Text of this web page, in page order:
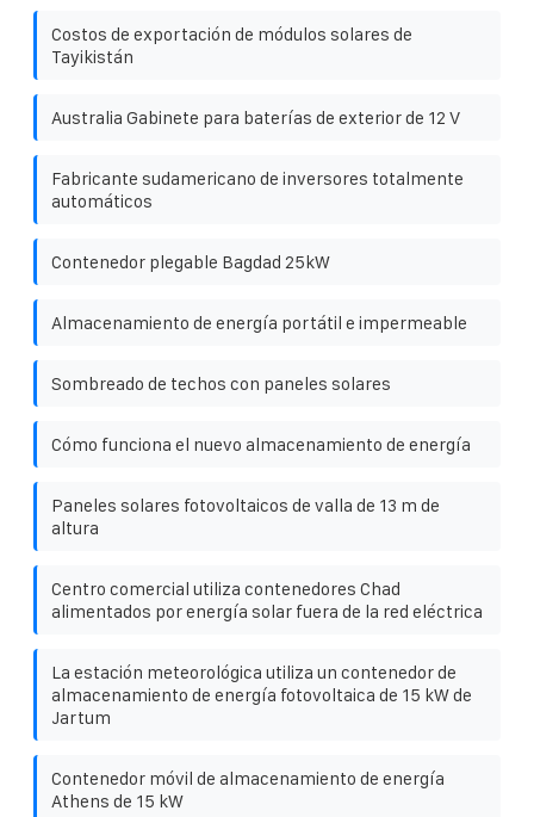
Costos de exportación de módulos solares de
Tayikistán
Australia Gabinete para baterías de exterior de 12 V
Fabricante sudamericano de inversores totalmente
automáticos
Contenedor plegable Bagdad 25kW
Almacenamiento de energía portátil e impermeable
Sombreado de techos con paneles solares
Cómo funciona el nuevo almacenamiento de energía
Paneles solares fotovoltaicos de valla de 13 m de
altura
Centro comercial utiliza contenedores Chad
alimentados por energía solar fuera de la red eléctrica
La estación meteorológica utiliza un contenedor de
almacenamiento de energía fotovoltaica de 15 kW de
Jartum
Contenedor móvil de almacenamiento de energía
Athens de 15 kW